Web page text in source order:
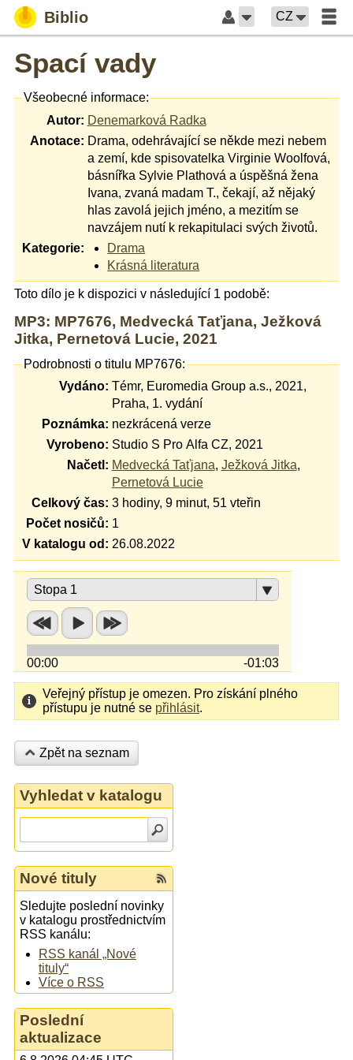
Biblio CZ
Spací vady
Všeobecné informace:
Autor: Denemarková Radka
Anotace: Drama, odehrávající se někde mezi nebem
a zemí, kde spisovatelka Virginie Woolfová,
básnířka Sylvie Plathová a úspěšná žena
Ivana, zvaná madam T., čekají, až nějaký
hlas zavolá jejich jméno, a mezitím se
navzájem nutí k rekapitulaci svých životů.
Kategorie:
Drama
Krásná literatura
Toto dílo je k dispozici v následující 1 podobě:
MP3: MP7676, Medvecká Taťjana, Ježková
Jitka, Pernetová Lucie, 2021
Podrobnosti o titulu MP7676:
Vydáno: Témr, Euromedia Group a.s., 2021,
Praha, 1. vydání
Poznámka: nezkrácená verze
Vyrobeno: Studio S Pro Alfa CZ, 2021
Načetl: Medvecká Taťjana, Ježková Jitka,
Pernetová Lucie
Celkový čas: 3 hodiny, 9 minut, 51 vteřin
Počet nosičů: 1
V katalogu od: 26.08.2022
Stopa 1
00:00 -01:03
Veřejný přístup je omezen. Pro získání plného
přístupu je nutné se přihlásit.
Zpět na seznam
Vyhledat v katalogu
Nové tituly
Sledujte poslední novinky
v katalogu prostřednictvím
RSS kanálu:
RSS kanál „Nové
tituly“
Více o RSS
Poslední
aktualizace